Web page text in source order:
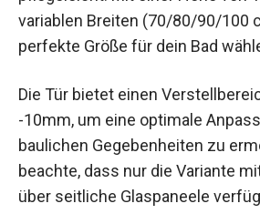
variablen Breiten (70/80/90/100
perfekte Größe für dein Bad
Die Tür bietet einen
-10mm, um eine optimale
baulichen Gegebenheiten zu
beachte, dass nur die Variante
über seitliche Glaspaneele